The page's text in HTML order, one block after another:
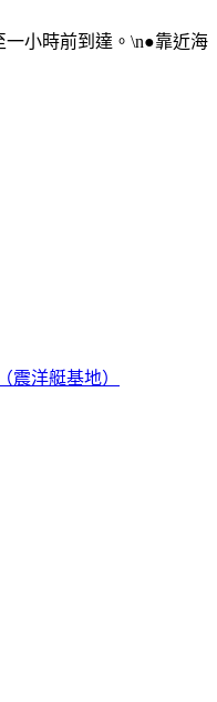
小時前到達。\n●靠近海
震洋艇基地）